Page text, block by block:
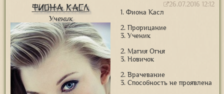
Фиона Касл
Ученик
26.07.2016 12:12
1. Фиона Касл
2. Прорицание
3. Ученик
2. Магия Огня
3. Новичок
2. Врачевание
3. Способность не проявлена